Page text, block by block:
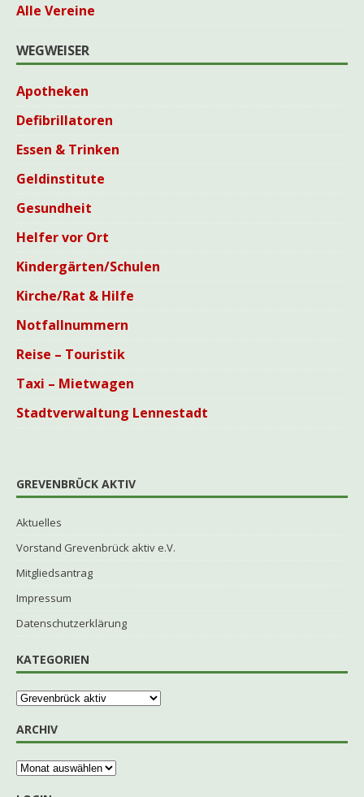
Alle Vereine
WEGWEISER
Apotheken
Defibrillatoren
Essen & Trinken
Geldinstitute
Gesundheit
Helfer vor Ort
Kindergärten/Schulen
Kirche/Rat & Hilfe
Notfallnummern
Reise – Touristik
Taxi – Mietwagen
Stadtverwaltung Lennestadt
GREVENBRÜCK AKTIV
Aktuelles
Vorstand Grevenbrück aktiv e.V.
Mitgliedsantrag
Impressum
Datenschutzerklärung
KATEGORIEN
ARCHIV